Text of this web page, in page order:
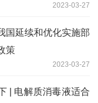
2023-03-27
国延续和优化实施部
策
2023-03-27
| 电解质消毒液适合